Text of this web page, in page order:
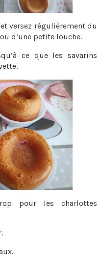
versez régulièrement du
d’une petite louche.
ce que les savarins
pour les charlottes